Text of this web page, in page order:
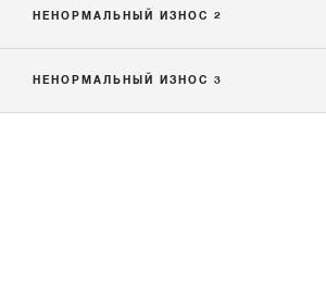
НЕНОРМАЛЬНЫЙ ИЗНОС 2
НЕНОРМАЛЬНЫЙ ИЗНОС 3